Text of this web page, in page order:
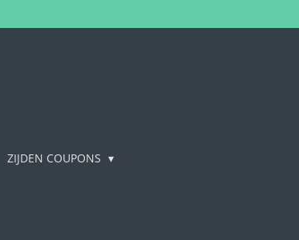
ZIJDEN COUPONS